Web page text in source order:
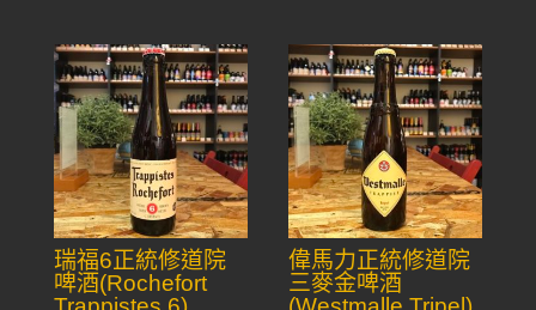
瑞福6正統修道院
啤酒(Rochefort
偉馬力正統修道院
三麥金啤酒